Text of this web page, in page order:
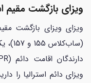
ویزای بازگشت مقیم
(ساب‌کلاس 155 و 157)، یکی از
ویزای دائم استرالیا را